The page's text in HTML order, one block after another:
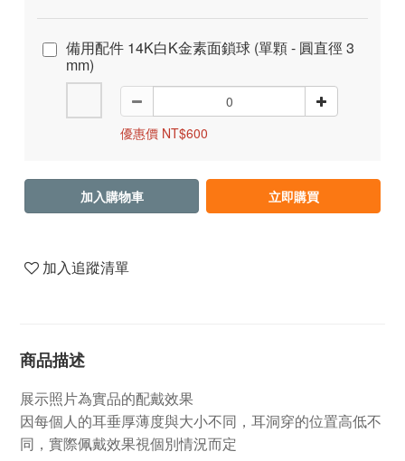
備用配件 14K白K金素面鎖球 (單顆 - 圓直徑 3
mm)
優惠價 NT$600
加入購物車 立即購買
加入追蹤清單
商品描述
展示照片為實品的配戴效果
因每個人的耳垂厚薄度與大小不同，耳洞穿的位置高低不
同，實際佩戴效果視個別情況而定